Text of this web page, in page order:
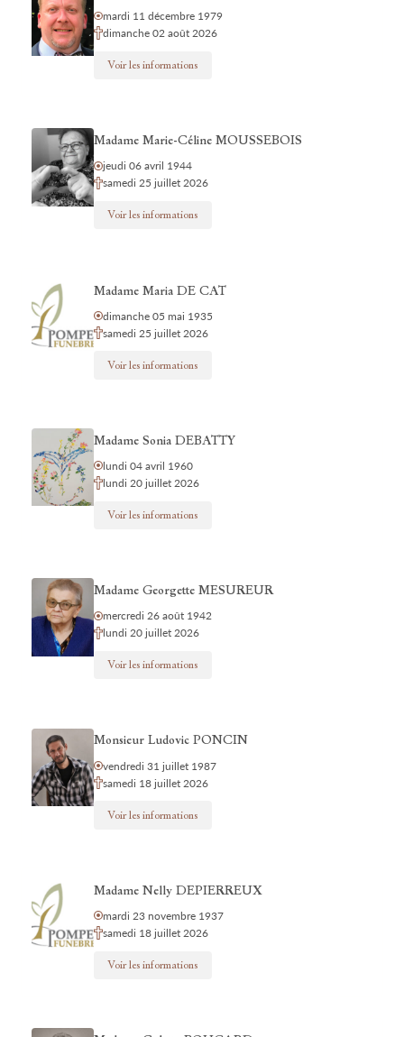
mardi 11 décembre 1979
dimanche 02 août 2026
Voir les informations
Madame Marie-Céline MOUSSEBOIS
jeudi 06 avril 1944
samedi 25 juillet 2026
Voir les informations
Madame Maria DE CAT
dimanche 05 mai 1935
samedi 25 juillet 2026
Voir les informations
Madame Sonia DEBATTY
lundi 04 avril 1960
lundi 20 juillet 2026
Voir les informations
Madame Georgette MESUREUR
mercredi 26 août 1942
lundi 20 juillet 2026
Voir les informations
Monsieur Ludovic PONCIN
vendredi 31 juillet 1987
samedi 18 juillet 2026
Voir les informations
Madame Nelly DEPIERREUX
mardi 23 novembre 1937
samedi 18 juillet 2026
Voir les informations